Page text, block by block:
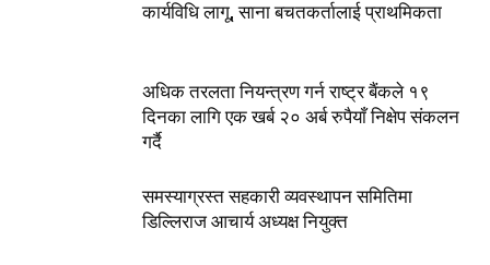
कार्यविधि लागू, साना बचतकर्तालाई प्राथमिकता
अधिक तरलता नियन्त्रण गर्न राष्ट्र बैंकले १९
दिनका लागि एक खर्ब २० अर्ब रुपैयाँ निक्षेप संकलन
गर्दै
समस्याग्रस्त सहकारी व्यवस्थापन समितिमा
डिल्लिराज आचार्य अध्यक्ष नियुक्त